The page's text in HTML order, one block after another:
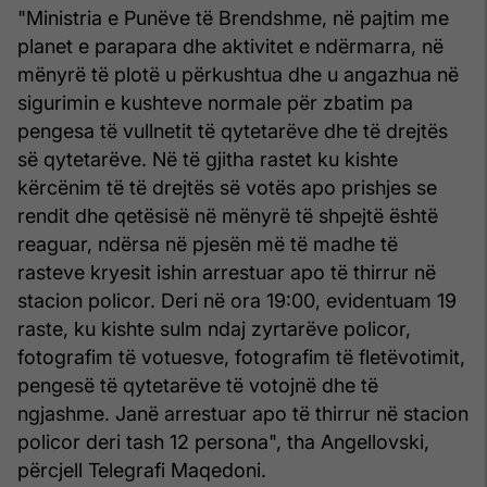
"Ministria e Punëve të Brendshme, në pajtim me
planet e parapara dhe aktivitet e ndërmarra, në
mënyrë të plotë u përkushtua dhe u angazhua në
sigurimin e kushteve normale për zbatim pa
pengesa të vullnetit të qytetarëve dhe të drejtës
së qytetarëve. Në të gjitha rastet ku kishte
kërcënim të të drejtës së votës apo prishjes se
rendit dhe qetësisë në mënyrë të shpejtë është
reaguar, ndërsa në pjesën më të madhe të
rasteve kryesit ishin arrestuar apo të thirrur në
stacion policor. Deri në ora 19:00, evidentuam 19
raste, ku kishte sulm ndaj zyrtarëve policor,
fotografim të votuesve, fotografim të fletëvotimit,
pengesë të qytetarëve të votojnë dhe të
ngjashme. Janë arrestuar apo të thirrur në stacion
policor deri tash 12 persona", tha Angellovski,
përcjell Telegrafi Maqedoni.